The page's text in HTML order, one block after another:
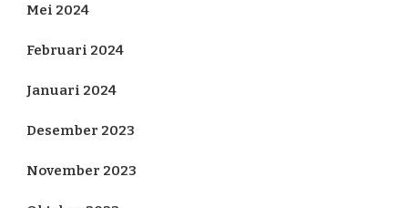
Mei 2024
Februari 2024
Januari 2024
Desember 2023
November 2023